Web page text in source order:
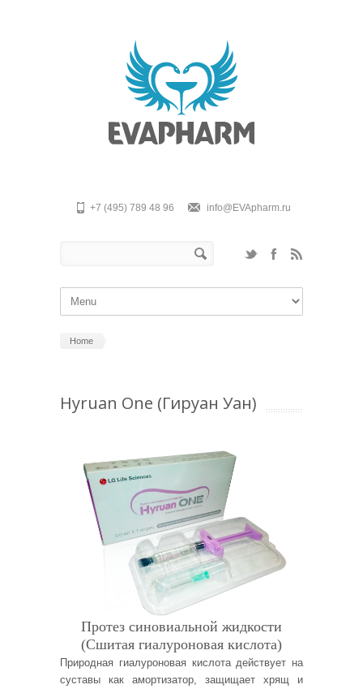
+7 (495) 789 48 96 info@EVApharm.ru
Home
Hyruan One (Гируан Уан)
Протез синовиальной жидкости
(Сшитая гиалуроновая кислота)
Природная гиалуроновая кислота действует на
суставы как амортизатор, защищает хрящ и